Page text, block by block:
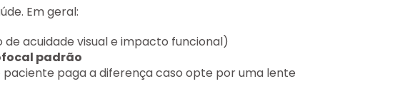
Em geral:
acuidade visual e impacto funcional)
padrão
paga a diferença caso opte por uma lente